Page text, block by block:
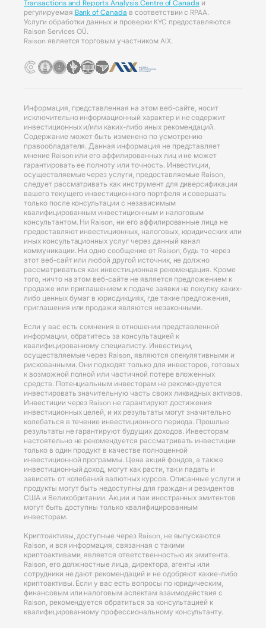
Transactions and Reports Analysis Centre of Canada и
регулируемая Bank of Canada в соответствии с RPAA.
Услуги обработки данных и проверки KYC предоставляются
Raison Services OÜ.
Raison является торговым участником AIX.
Информация, представленная на этом веб-сайте, носит
исключительно информационный характер и не содержит
инвестиционных и/или каких-либо иных рекомендаций.
Содержание может быть изменено по усмотрению
правообладателя. Данная информация не представляет
мнение Raison или его аффилированных лиц и не может
гарантировать ее полноту или точность. Инвестиции,
осуществляемые через услуги, предоставляемые Raison,
следует рассматривать как инструмент для диверсификации
вашего текущего инвестиционного портфеля и совершать
только после консультации с независимым
квалифицированным инвестиционным и налоговым
консультантом. Ни Raison, ни его аффилированные лица не
предоставляют инвестиционных, налоговых, юридических или
иных консультационных услуг через данный канал
коммуникации. Ни одно сообщение от Raison, будь то через
этот веб-сайт или любой другой источник, не должно
рассматриваться как инвестиционная рекомендация. Кроме
того, ничто на этом веб-сайте не является предложением к
продаже или приглашением к подаче заявки на покупку каких-
либо ценных бумаг в юрисдикциях, где такие предложения,
приглашения или продажи являются незаконными.
Если у вас есть сомнения в отношении представленной
информации, обратитесь за консультацией к
квалифицированному специалисту. Инвестиции,
осуществляемые через Raison, являются спекулятивными и
рискованными. Они подходят только для инвесторов, готовых
к возможной полной или частичной потере вложенных
средств. Потенциальным инвесторам не рекомендуется
инвестировать значительную часть своих ликвидных активов.
Инвестиции через Raison не гарантируют достижения
инвестиционных целей, и их результаты могут значительно
колебаться в течение инвестиционного периода. Прошлые
результаты не гарантируют будущих доходов. Инвесторам
настоятельно не рекомендуется рассматривать инвестиции
только в один продукт в качестве полноценной
инвестиционной программы. Цена акций фондов, а также
инвестиционный доход, могут как расти, так и падать и
зависеть от колебаний валютных курсов. Описанные услуги и
продукты могут быть недоступны для граждан и резидентов
США и Великобритании. Акции и паи иностранных эмитентов
могут быть доступны только квалифицированным
инвесторам.
Криптоактивы, доступные через Raison, не выпускаются
Raison, и вся информация, связанная с такими
криптоактивами, является ответственностью их эмитента.
Raison, его должностные лица, директора, агенты или
сотрудники не дают рекомендаций и не одобряют какие-либо
криптоактивы. Если у вас есть вопросы по юридическим,
финансовым или налоговым аспектам взаимодействия с
Raison, рекомендуется обратиться за консультацией к
квалифицированному профессиональному консультанту.